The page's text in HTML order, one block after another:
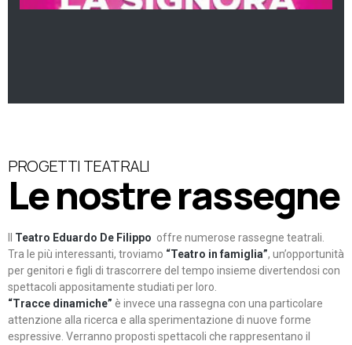
PROGETTI TEATRALI
Le nostre rassegne
Teatro Eduardo De Filippo offre numerose rassegne teatrali.
Tra le più interessanti, troviamo “Teatro in famiglia”, un’opportunità
per genitori e figli di trascorrere del tempo insieme divertendosi con
spettacoli appositamente studiati per loro.
“Tracce dinamiche” è invece una rassegna con una particolare
attenzione alla ricerca e alla sperimentazione di nuove forme
espressive. Verranno proposti spettacoli che rappresentano il